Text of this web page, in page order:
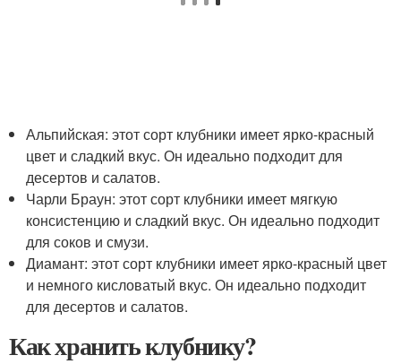
Альпийская: этот сорт клубники имеет ярко-красный
цвет и сладкий вкус. Он идеально подходит для
десертов и салатов.
Чарли Браун: этот сорт клубники имеет мягкую
консистенцию и сладкий вкус. Он идеально подходит
для соков и смузи.
Диамант: этот сорт клубники имеет ярко-красный цвет
и немного кисловатый вкус. Он идеально подходит
для десертов и салатов.
Как хранить клубнику?